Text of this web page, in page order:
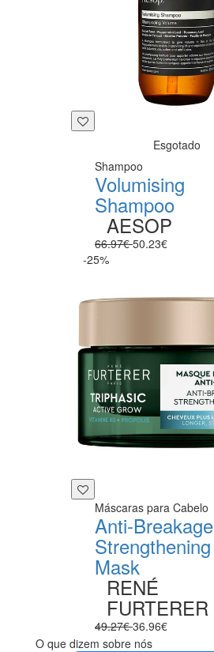
Esgotado
Shampoo
Volumising
Shampoo
AESOP
66.97€50.23€
-25%
Máscaras para Cabelo
Anti-Breakage
Strengthening
Mask
RENÉ
FURTERER
49.27€36.96€
O que dizem sobre nós